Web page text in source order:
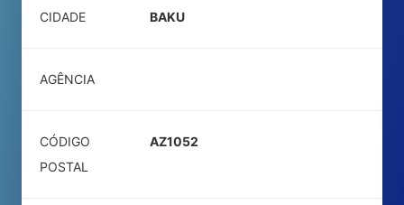
CIDADE BAKU
AGÊNCIA
CÓDIGO
POSTAL
AZ1052